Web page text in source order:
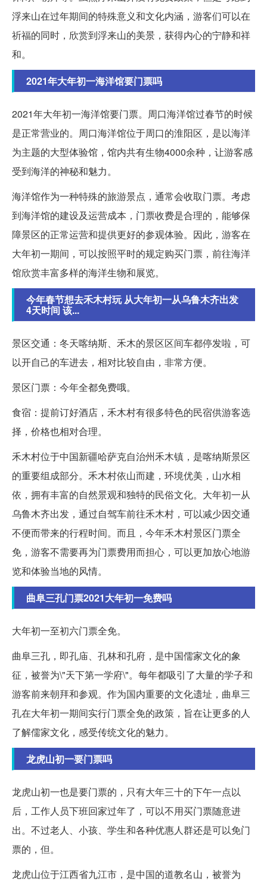
浮来山在过年期间的特殊意义和文化内涵，游客们可以在
祈福的同时，欣赏到浮来山的美景，获得内心的宁静和祥
和。
2021年大年初一海洋馆要门票吗
2021年大年初一海洋馆要门票。周口海洋馆过春节的时候
是正常营业的。周口海洋馆位于周口的淮阳区，是以海洋
为主题的大型体验馆，馆内共有生物4000余种，让游客感
受到海洋的神秘和魅力。
海洋馆作为一种特殊的旅游景点，通常会收取门票。考虑
到海洋馆的建设及运营成本，门票收费是合理的，能够保
障景区的正常运营和提供更好的参观体验。因此，游客在
大年初一期间，可以按照平时的规定购买门票，前往海洋
馆欣赏丰富多样的海洋生物和展览。
今年春节想去禾木村玩 从大年初一从乌鲁木齐出发
4天时间 该...
景区交通：冬天喀纳斯、禾木的景区区间车都停发啦，可
以开自己的车进去，相对比较自由，非常方便。
景区门票：今年全都免费哦。
食宿：提前订好酒店，禾木村有很多特色的民宿供游客选
择，价格也相对合理。
禾木村位于中国新疆哈萨克自治州禾木镇，是喀纳斯景区
的重要组成部分。禾木村依山而建，环境优美，山水相
依，拥有丰富的自然景观和独特的民俗文化。大年初一从
乌鲁木齐出发，通过自驾车前往禾木村，可以减少因交通
不便而带来的行程时间。而且，今年禾木村景区门票全
免，游客不需要再为门票费用而担心，可以更加放心地游
览和体验当地的风情。
曲阜三孔门票2021大年初一免费吗
大年初一至初六门票全免。
曲阜三孔，即孔庙、孔林和孔府，是中国儒家文化的象
征，被誉为\"天下第一学府\"。每年都吸引了大量的学子和
游客前来朝拜和参观。作为国内重要的文化遗址，曲阜三
孔在大年初一期间实行门票全免的政策，旨在让更多的人
了解儒家文化，感受传统文化的魅力。
龙虎山初一要门票吗
龙虎山初一也是要门票的，只有大年三十的下午一点以
后，工作人员下班回家过年了，可以不用买门票随意进
出。不过老人、小孩、学生和各种优惠人群还是可以免门
票的，但。
龙虎山位于江西省九江市，是中国的道教名山，被誉为